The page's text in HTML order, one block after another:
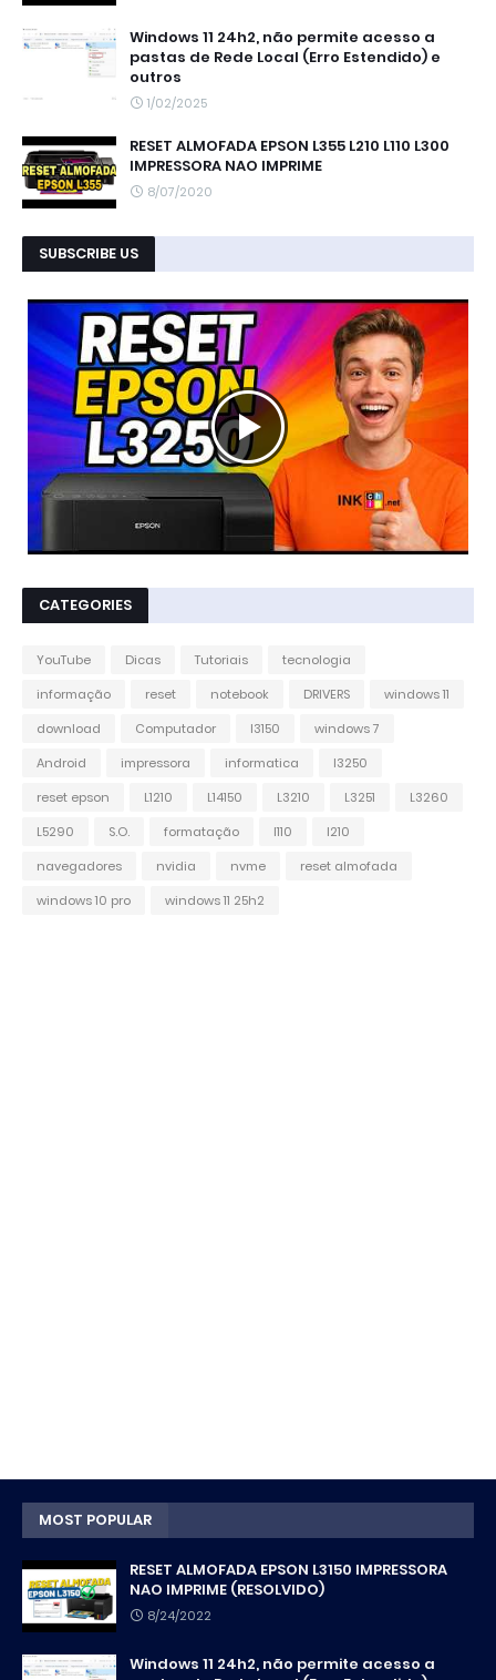
Windows 11 24h2, não permite acesso a
pastas de Rede Local (Erro Estendido) e
outros
1/02/2025
RESET ALMOFADA EPSON L355 L210 L110 L300
IMPRESSORA NAO IMPRIME
8/07/2020
SUBSCRIBE US
CATEGORIES
YouTube Dicas Tutoriais
tecnologia
informação
reset notebook DRIVERS
windows 11
download
Computador l3150
windows 7
Android
impressora informatica
l3250
reset epson
L1210 L14150 L3210 L3251
L3260
L5290
S.O. formatação l110
l210
navegadores
nvidia nvme
reset almofada
windows 10 pro
windows 11 25h2
MOST POPULAR
RESET ALMOFADA EPSON L3150 IMPRESSORA
NAO IMPRIME (RESOLVIDO)
8/24/2022
Windows 11 24h2, não permite acesso a